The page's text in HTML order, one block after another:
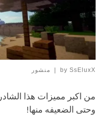
by SsEluxX منشور
من اكبر مميزات هذا
وحتى الضعيفه منها!